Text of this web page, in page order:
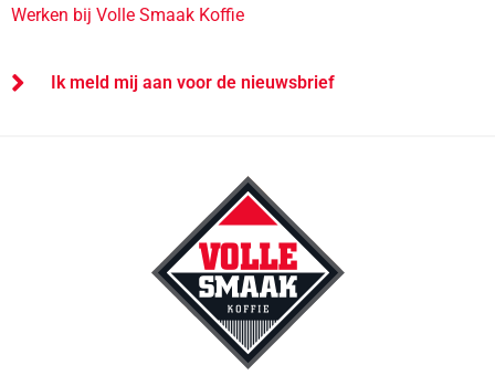
Werken bij Volle Smaak Koffie
Ik meld mij aan voor de nieuwsbrief